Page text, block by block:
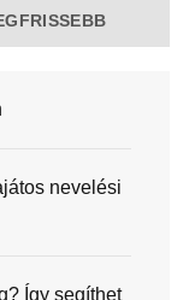
nevelési
Így segíthet